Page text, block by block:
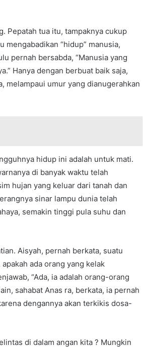
Pepatah tua itu, tampaknya cukup
mengabadikan “hidup” manusia,
pernah bersabda, “Manusia yang
Hanya dengan berbuat baik saja,
melampaui umur yang dianugerahkan
hidup ini adalah untuk mati.
di banyak waktu telah
hujan yang keluar dari tanah dan
sinar lampu dunia telah
semakin tinggi pula suhu dan
Aisyah, pernah berkata, suatu
ada orang yang kelak
“Ada, ia adalah orang-orang
sahabat Anas ra, berkata, ia pernah
dengannya akan terkikis dosa-
di dalam angan kita ? Mungkin